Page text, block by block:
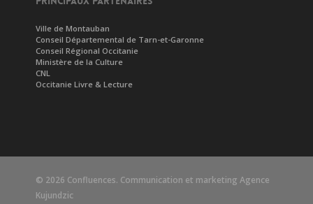
Ville de Montauban
Conseil Départemental de Tarn-et-Garonne
Conseil Régional Occitanie
Ministère de la Culture
CNL
Occitanie Livre & Lecture
© 2026 Confluences. Communication et marketing Agence
Kujundzic